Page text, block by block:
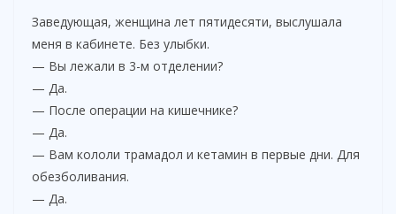
Заведующая, женщина лет пятидесяти, выслушала
меня в кабинете. Без улыбки.
— Вы лежали в 3-м отделении?
— Да.
— После операции на кишечнике?
— Да.
— Вам кололи трамадол и кетамин в первые дни. Для
обезболивания.
— Да.